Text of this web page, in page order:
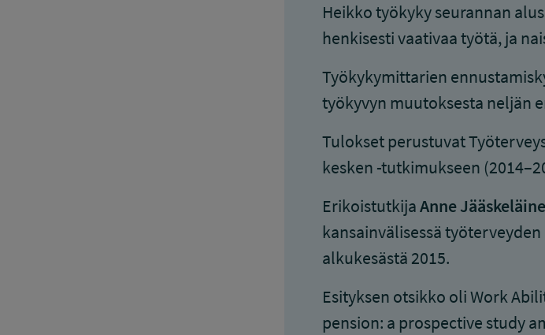
Heikko työkyky seurannan
henkisesti vaativaa työtä, ja
Työkykymittarien
työkyvyn muutoksesta neljän
Tulokset perustuvat
kesken -tutkimukseen
ErikoistutkijaAnne
kansainvälisessä
alkukesästä 2015.
Esityksen otsikko oli Work
pension: a prospective study